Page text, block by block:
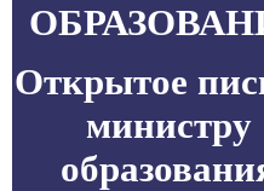
Открытое
министру